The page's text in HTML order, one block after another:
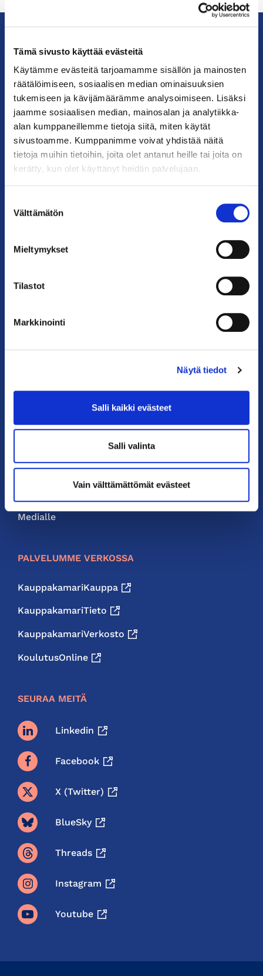
Tämä sivusto käyttää evästeitä
Käytämme evästeitä tarjoamamme sisällön ja mainosten
räätälöimiseen, sosiaalisen median ominaisuuksien
tukemiseen ja kävijämäärämme analysoimiseen. Lisäksi
jaamme sosiaalisen median, mainosalan ja analytiikka-
alan kumppaneillemme tietoja siitä, miten käytät
sivustoamme. Kumppanimme voivat yhdistää näitä
tietoja muihin tietoihin, joita olet antanut heille tai joita on
kerätty, kun olet käyttänyt heidän palvelujaan.
valinta
Välttämätön
Mieltymykset
Tilastot
Markkinointi
Näytä tiedot
Salli kaikki evästeet
Salli valinta
Vain välttämättömät evästeet
KauppakamariHelsingin
seudun
kauppakamari
YHTEYSTIEDOT
Helsingin toimisto
Käyntiosoite: Kalevankatu 12, 00100 Helsinki
kauppakamari@helsinki.chamber.fi
Katso kaikki yhteystiedot >
PIKALINKIT
Yhteystiedot
Neuvonta ja palvelut
Medialle
PALVELUMME VERKOSSA
KauppakamariKauppa
KauppakamariTieto
KauppakamariVerkosto
KoulutusOnline
SEURAA MEITÄ
Linkedin
Facebook
X (twitter)
BlueSky
Threads
Instagram
Youtube